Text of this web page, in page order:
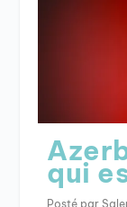
qui
Posté par